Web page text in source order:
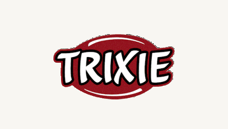
78 avis